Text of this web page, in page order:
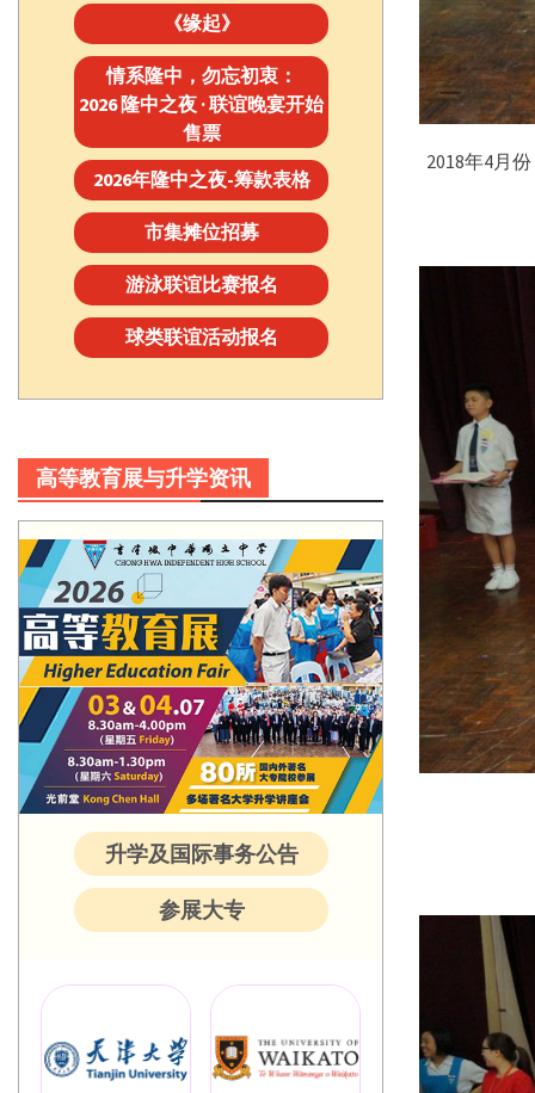
2018年4月
《缘起》
情系隆中，勿忘初衷：
2026 隆中之夜 · 联谊晚宴开始
售票
2026年隆中之夜-筹款表格
市集摊位招募
游泳联谊比赛报名
球类联谊活动报名
高等教育展与升学资讯
升学及国际事务公告
参展大专